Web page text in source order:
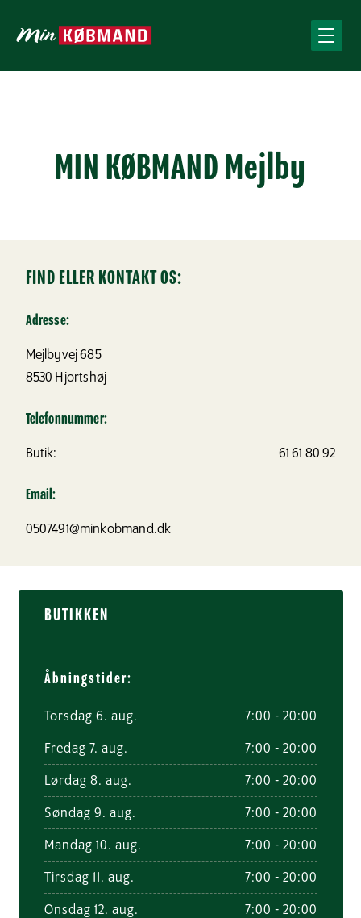
MIN KØBMAND Mejlby
FIND ELLER KONTAKT OS:
Adresse:
Mejlbyvej 685
8530 Hjortshøj
Telefonnummer:
Butik: 61 61 80 92
Email:
0507491@minkobmand.dk
BUTIKKEN
Åbningstider:
Torsdag 6. aug. 7:00 - 20:00
Fredag 7. aug. 7:00 - 20:00
Lørdag 8. aug. 7:00 - 20:00
Søndag 9. aug. 7:00 - 20:00
Mandag 10. aug. 7:00 - 20:00
Tirsdag 11. aug. 7:00 - 20:00
Onsdag 12. aug. 7:00 - 20:00